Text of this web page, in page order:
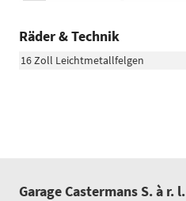
Räder & Technik
16 Zoll Leichtmetallfelgen
Garage Castermans S. à r. l.